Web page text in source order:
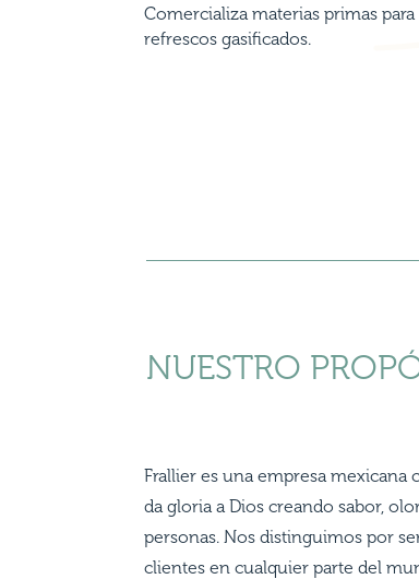
Comercializa materias primas para
refrescos gasificados.
NUESTRO
Frallier es una empresa
da gloria a Dios creando sabor,
personas. Nos distinguimos por
clientes en cualquier parte del